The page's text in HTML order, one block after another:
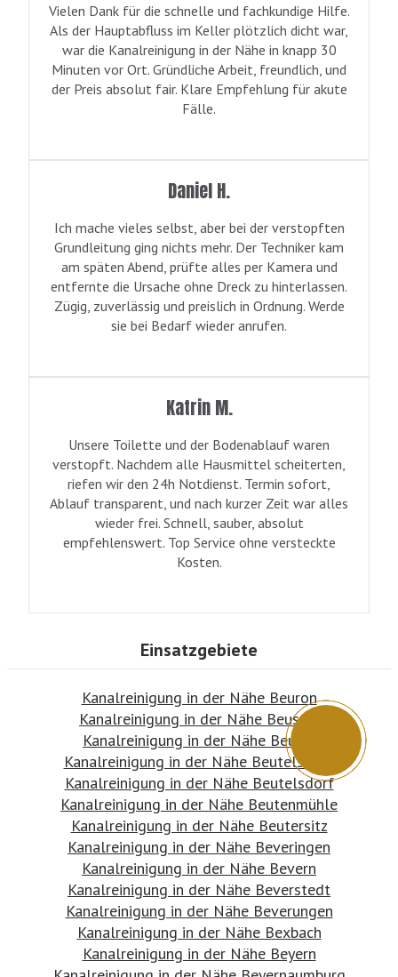
Vielen Dank für die schnelle und fachkundige Hilfe.
Als der Hauptabfluss im Keller plötzlich dicht war,
war die Kanalreinigung in der Nähe in knapp 30
Minuten vor Ort. Gründliche Arbeit, freundlich, und
der Preis absolut fair. Klare Empfehlung für akute
Fälle.
Daniel H.
Ich mache vieles selbst, aber bei der verstopften
Grundleitung ging nichts mehr. Der Techniker kam
am späten Abend, prüfte alles per Kamera und
entfernte die Ursache ohne Dreck zu hinterlassen.
Zügig, zuverlässig und preislich in Ordnung. Werde
sie bei Bedarf wieder anrufen.
Katrin M.
Unsere Toilette und der Bodenablauf waren
verstopft. Nachdem alle Hausmittel scheiterten,
riefen wir den 24h Notdienst. Termin sofort,
Ablauf transparent, und nach kurzer Zeit war alles
wieder frei. Schnell, sauber, absolut
empfehlenswert. Top Service ohne versteckte
Kosten.
Einsatzgebiete
Kanalreinigung in der Nähe Beuron
Kanalreinigung in der Nähe Beuster
Kanalreinigung in der Nähe Beutel
Kanalreinigung in der Nähe Beutelsbach
Kanalreinigung in der Nähe Beutelsdorf
Kanalreinigung in der Nähe Beutenmühle
Kanalreinigung in der Nähe Beutersitz
Kanalreinigung in der Nähe Beveringen
Kanalreinigung in der Nähe Bevern
Kanalreinigung in der Nähe Beverstedt
Kanalreinigung in der Nähe Beverungen
Kanalreinigung in der Nähe Bexbach
Kanalreinigung in der Nähe Beyern